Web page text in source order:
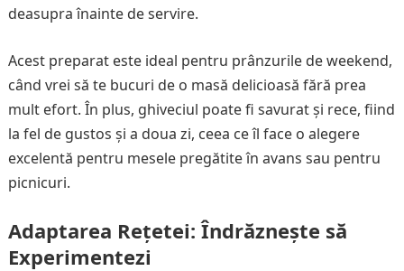
deasupra înainte de servire.
Acest preparat este ideal pentru prânzurile de weekend,
când vrei să te bucuri de o masă delicioasă fără prea
mult efort. În plus, ghiveciul poate fi savurat și rece, fiind
la fel de gustos și a doua zi, ceea ce îl face o alegere
excelentă pentru mesele pregătite în avans sau pentru
picnicuri.
Adaptarea Rețetei: Îndrăznește să
Experimentezi